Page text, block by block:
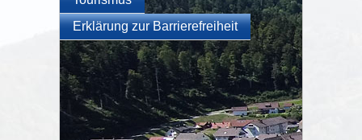
Erklärung zur Barrierefreiheit